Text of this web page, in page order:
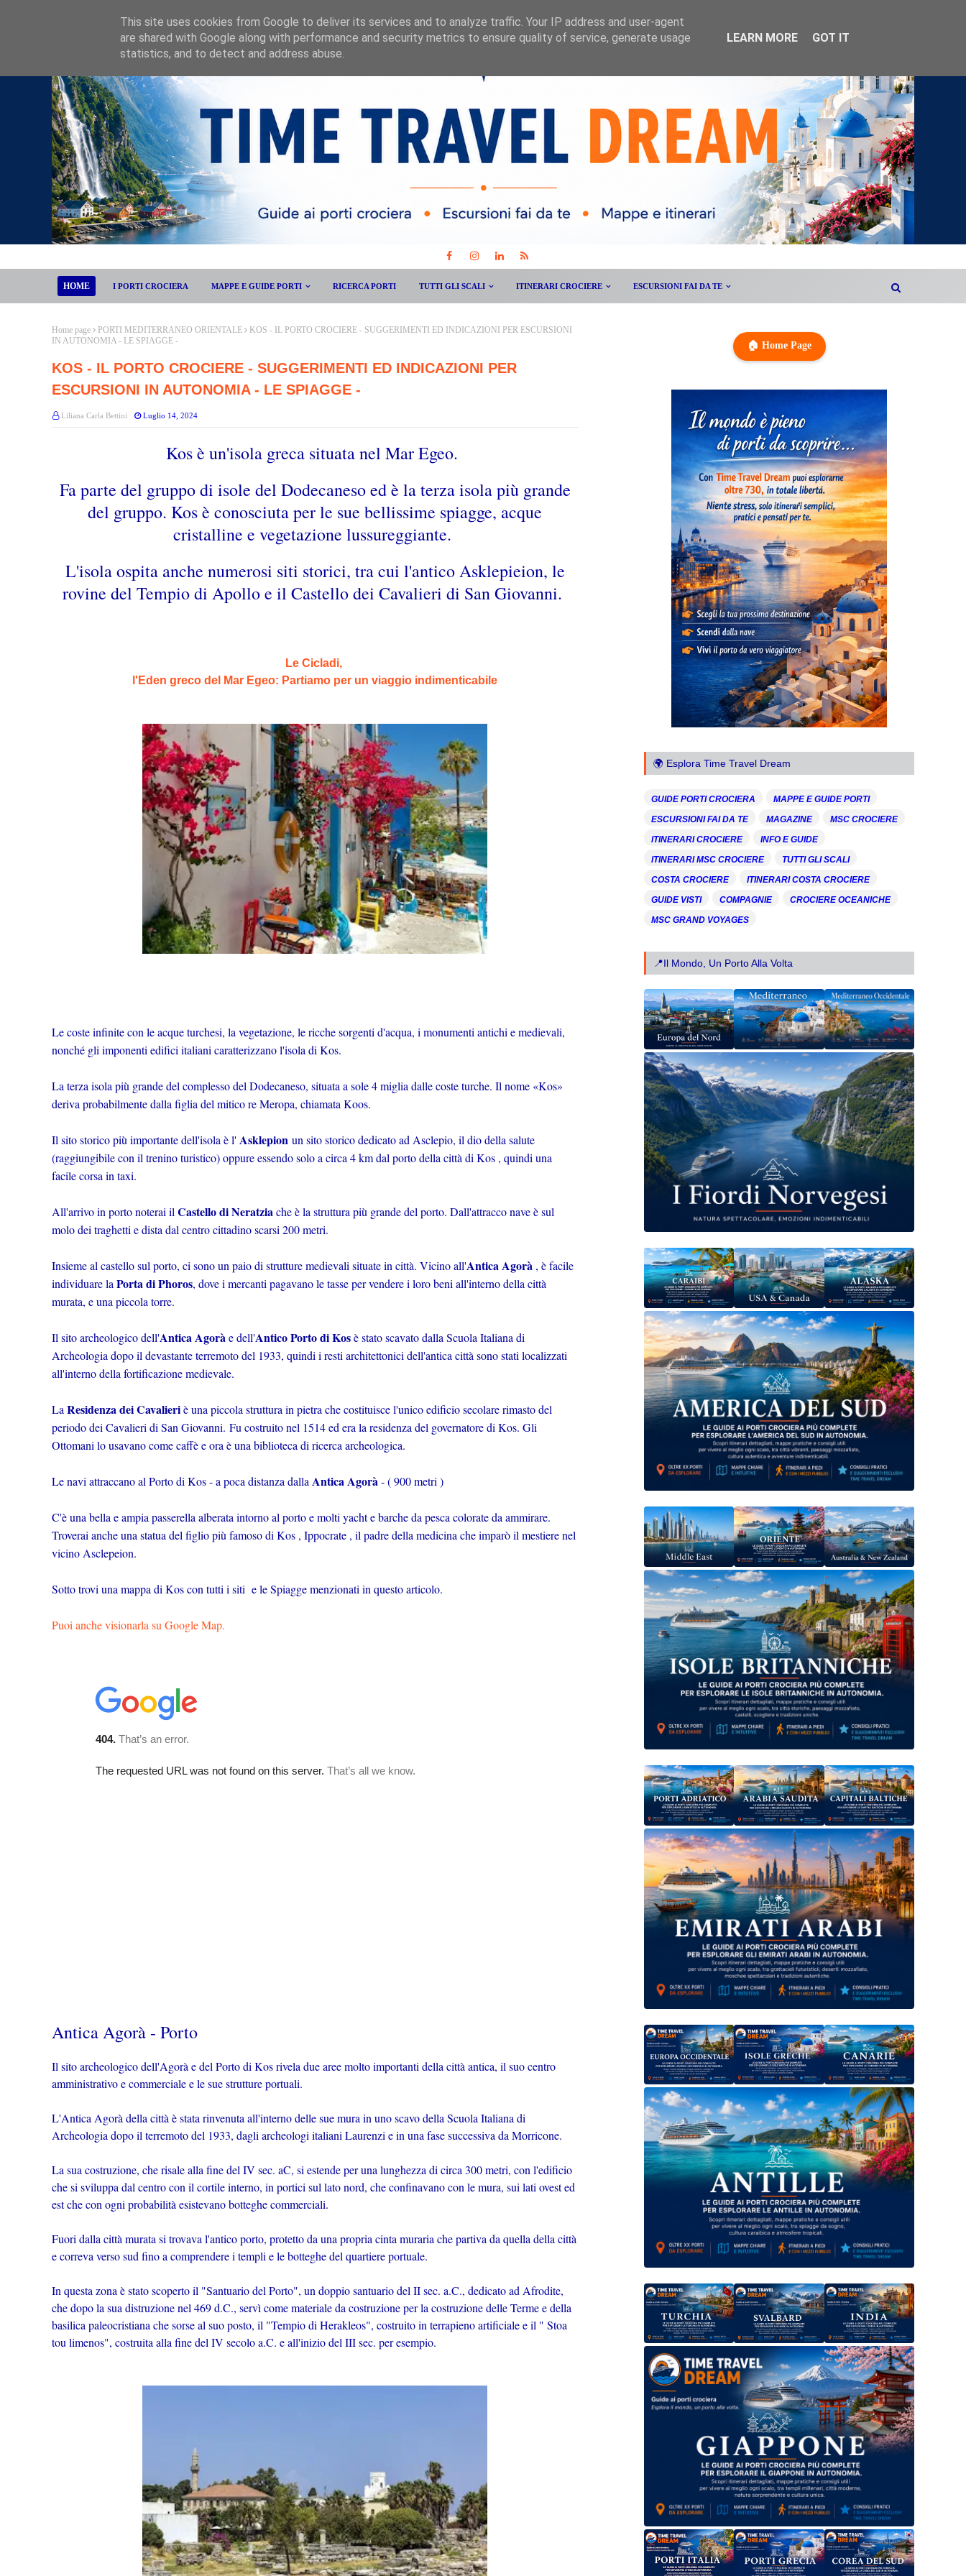
HOME I PORTI CROCIERA MAPPE E GUIDE PORTI RICERCA PORTI TUTTI GLI SCALI ITINERARI CROCIERE ESCURSIONI FAI DA TE
Home page PORTI MEDITERRANEO ORIENTALE
KOS - IL PORTO CROCIERE - SUGGERIMENTI ED INDICAZIONI PER ESCURSIONI
IN AUTONOMIA - LE SPIAGGE -
KOS - IL PORTO CROCIERE - SUGGERIMENTI ED INDICAZIONI PER
ESCURSIONI IN AUTONOMIA - LE SPIAGGE -
Liliana Carla Bettini Luglio 14, 2024
Kos è un'isola greca situata nel Mar Egeo.
Fa parte del gruppo di isole del Dodecaneso ed è la terza isola più grande
del gruppo. Kos è conosciuta per le sue bellissime spiagge, acque
cristalline e vegetazione lussureggiante.
L'isola ospita anche numerosi siti storici, tra cui l'antico Asklepieion, le
rovine del Tempio di Apollo e il Castello dei Cavalieri di San Giovanni.
Le Cicladi,
l'Eden greco del Mar Egeo: Partiamo per un viaggio indimenticabile
Le coste infinite con le acque turchesi, la vegetazione, le ricche sorgenti d'acqua, i monumenti antichi e medievali,
nonché gli imponenti edifici italiani caratterizzano l'isola di Kos.
La terza isola più grande del complesso del Dodecaneso, situata a sole 4 miglia dalle coste turche. Il nome «Kos»
deriva probabilmente dalla figlia del mitico re Meropa, chiamata Koos.
Il sito storico più importante dell'isola è l' Asklepion un sito storico dedicato ad Asclepio, il dio della salute
(raggiungibile con il trenino turistico) oppure essendo solo a circa 4 km dal porto della città di Kos , quindi una
facile corsa in taxi.
All'arrivo in porto noterai il Castello di Neratzia che è la struttura più grande del porto. Dall'attracco nave è sul
molo dei traghetti e dista dal centro cittadino scarsi 200 metri.
Insieme al castello sul porto, ci sono un paio di strutture medievali situate in città. Vicino all'Antica Agorà , è facile
individuare la Porta di Phoros, dove i mercanti pagavano le tasse per vendere i loro beni all'interno della città
murata, e una piccola torre.
Il sito archeologico dell'Antica Agorà e dell'Antico Porto di Kosè stato scavato dalla Scuola Italiana di
Archeologia dopo il devastante terremoto del 1933, quindi i resti architettonici dell'antica città sono stati localizzati
all'interno della fortificazione medievale.
La Residenza dei Cavalieriè una piccola struttura in pietra che costituisce l'unico edificio secolare rimasto del
periodo dei Cavalieri di San Giovanni. Fu costruito nel 1514 ed era la residenza del governatore di Kos. Gli
Ottomani lo usavano come caffè e ora è una biblioteca di ricerca archeologica.
Le navi attraccano al Porto di Kos - a poca distanza dalla Antica Agorà - ( 900 metri )
C'è una bella e ampia passerella alberata intorno al porto e molti yacht e barche da pesca colorate da ammirare.
Troverai anche una statua del figlio più famoso di Kos , Ippocrate , il padre della medicina che imparò il mestiere nel
vicino Asclepeion.
Sotto trovi una mappa di Kos con tutti i siti e le Spiagge menzionati in questo articolo.
Puoi anche visionarla su Google Map.
Antica Agorà - Porto
Il sito archeologico dell'Agorà e del Porto di Kos rivela due aree molto importanti della città antica, il suo centro
amministrativo e commerciale e le sue strutture portuali.
L'Antica Agorà della città è stata rinvenuta all'interno delle sue mura in uno scavo della Scuola Italiana di
Archeologia dopo il terremoto del 1933, dagli archeologi italiani Laurenzi e in una fase successiva da Morricone.
La sua costruzione, che risale alla fine del IV sec. aC, si estende per una lunghezza di circa 300 metri, con l'edificio
che si sviluppa dal centro con il cortile interno, in portici sul lato nord, che confinavano con le mura, sui lati ovest ed
est che con ogni probabilità esistevano botteghe commerciali.
Fuori dalla città murata si trovava l'antico porto, protetto da una propria cinta muraria che partiva da quella della città
e correva verso sud fino a comprendere i templi e le botteghe del quartiere portuale.
In questa zona è stato scoperto il "Santuario del Porto", un doppio santuario del II sec. a.C., dedicato ad Afrodite,
che dopo la sua distruzione nel 469 d.C., servì come materiale da costruzione per la costruzione delle Terme e della
basilica paleocristiana che sorse al suo posto, il "Tempio di Herakleos", costruito in terrapieno artificiale e il " Stoa
tou limenos", costruita alla fine del IV secolo a.C. e all'inizio del III sec. per esempio.
🏠 Home Page
🌍 Esplora Time Travel Dream
GUIDE PORTI CROCIERA
MAPPE E GUIDE PORTI
ESCURSIONI FAI DA TE
MAGAZINE
MSC CROCIERE
ITINERARI CROCIERE
INFO E GUIDE
ITINERARI MSC CROCIERE
TUTTI GLI SCALI
COSTA CROCIERE
ITINERARI COSTA CROCIERE
GUIDE VISTI
COMPAGNIE
CROCIERE OCEANICHE
MSC GRAND VOYAGES
📍Il Mondo, Un Porto Alla Volta
This site uses cookies from Google to deliver its services and to analyze traffic. Your IP address and user-agent
are shared with Google along with performance and security metrics to ensure quality of service, generate usage
statistics, and to detect and address abuse.
LEARN MORE GOT IT